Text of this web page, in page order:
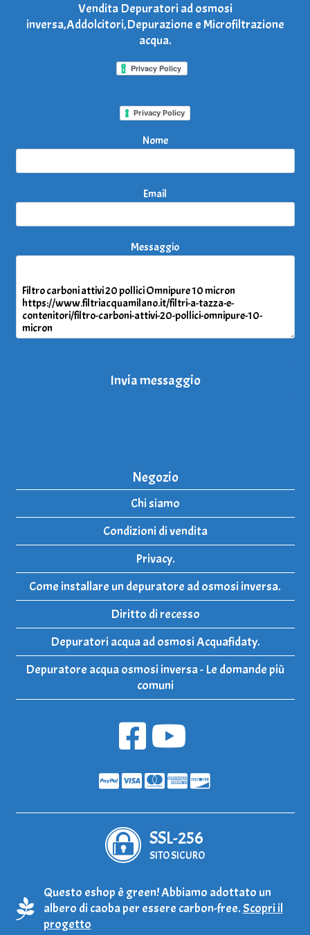
Vendita Depuratori ad osmosi
inversa,Addolcitori,Depurazione e Microfiltrazione
acqua.
Privacy Policy
Nome
Email
Messaggio
Invia messaggio
Negozio
Chi siamo
Condizioni di vendita
Privacy.
Come installare un depuratore ad osmosi inversa.
Diritto di recesso
Depuratori acqua ad osmosi Acquafidaty.
Depuratore acqua osmosi inversa - Le domande più
comuni
SSL-256
SITO SICURO
Questo eshop è green! Abbiamo adottato un
albero di caoba per essere carbon-free.Scopri il
progetto